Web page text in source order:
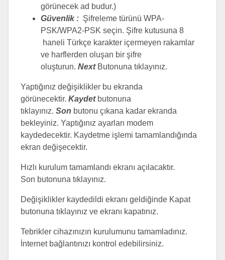
görünecek ad budur.)
Güvenlik : Şifreleme türünü WPA-
PSK/WPA2-PSK seçin. Şifre kutusuna 8
haneli Türkçe karakter içermeyen rakamlar
ve harflerden oluşan bir şifre
oluşturun. Next Butonuna tıklayınız.
Yaptığınız değişiklikler bu ekranda
görünecektir. Kaydet butonuna
tıklayınız. Son butonu çıkana kadar ekranda
bekleyiniz. Yaptığınız ayarları modem
kaydedecektir. Kaydetme işlemi tamamlandığında
ekran değişecektir.
Hızlı kurulum tamamlandı ekranı açılacaktır.
Son butonuna tıklayınız.
Değişiklikler kaydedildi ekranı geldiğinde Kapat
butonuna tıklayınız ve ekranı kapatınız.
Tebrikler cihazınızın kurulumunu tamamladınız.
İnternet bağlantınızı kontrol edebilirsiniz.